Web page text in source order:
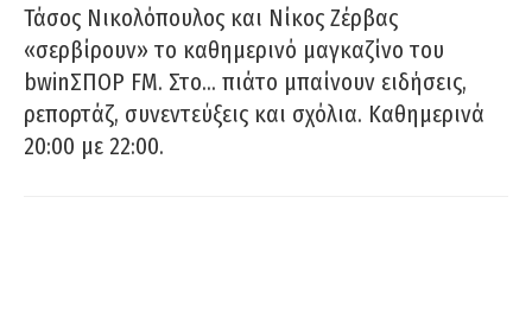
Τάσος Νικολόπουλος και Νίκος Ζέρβας
«σερβίρουν» το καθημερινό μαγκαζίνο του
bwinΣΠΟΡ FM. Στο… πιάτο μπαίνουν ειδήσεις,
ρεπορτάζ, συνεντεύξεις και σχόλια. Καθημερινά
20:00 με 22:00.